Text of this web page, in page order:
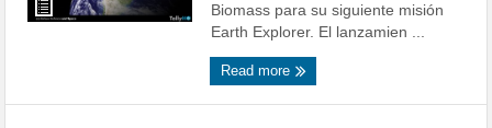
Biomass para su siguiente misión
Earth Explorer. El lanzamien ...
Read more